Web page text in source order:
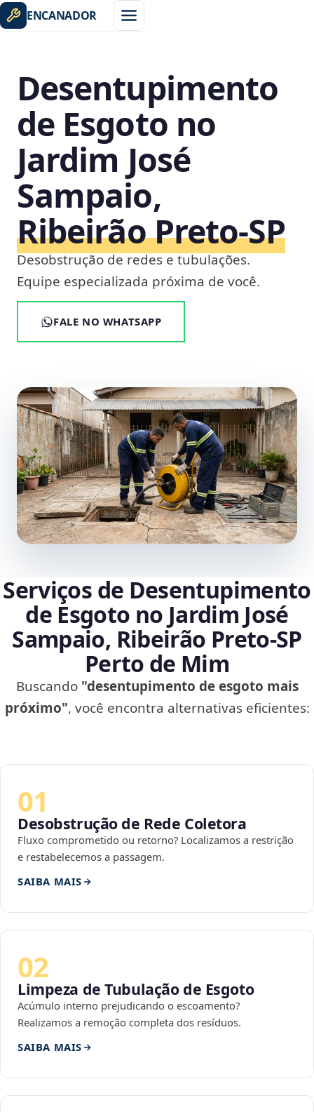
ENCANADOR
Desentupimento
de Esgoto no
Jardim José
Sampaio,
Ribeirão Preto‑SP
Desobstrução de redes e tubulações.
Equipe especializada próxima de você.
FALE NO WHATSAPP
Serviços de Desentupimento
de Esgoto no Jardim José
Sampaio, Ribeirão Preto‑SP
Perto de Mim
Buscando "desentupimento de esgoto mais
próximo", você encontra alternativas eficientes:
01
Desobstrução de Rede Coletora
Fluxo comprometido ou retorno? Localizamos a restrição
e restabelecemos a passagem.
SAIBA MAIS
02
Limpeza de Tubulação de Esgoto
Acúmulo interno prejudicando o escoamento?
Realizamos a remoção completa dos resíduos.
SAIBA MAIS